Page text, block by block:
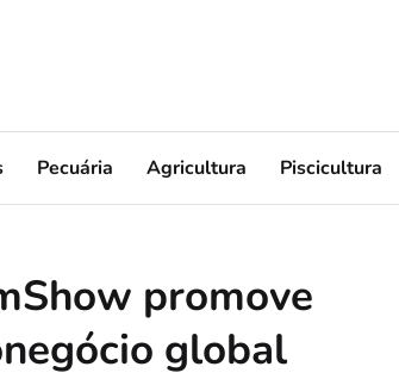
Pecuária Agricultura Piscicultura
promove
global